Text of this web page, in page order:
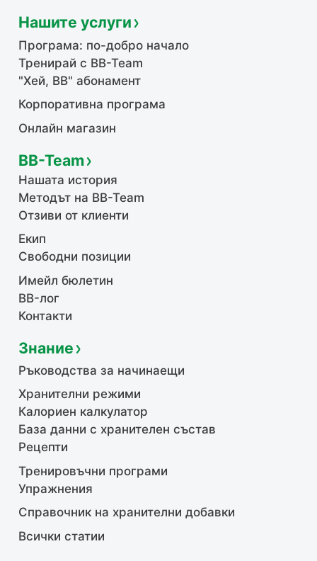
Нашите услуги
Програма: по-добро начало
Тренирай с BB-Team
"Хей, ВВ" абонамент
Корпоративна програма
Онлайн магазин
BB-Team
Нашата история
Методът на BB-Team
Отзиви от клиенти
Екип
Свободни позиции
Имейл бюлетин
BB-лог
Контакти
Знание
Ръководства за начинаещи
Хранителни режими
Калориен калкулатор
База данни с хранителен състав
Рецепти
Тренировъчни програми
Упражнения
Справочник на хранителни добавки
Всички статии